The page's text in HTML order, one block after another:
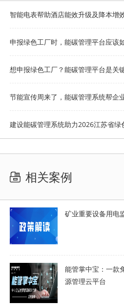
智能电表帮助酒店能效升级及降本增
想申报绿色工厂？能碳管理平台是关
相关案例
矿业重要设备用电
能管掌中宝：一款
源管理云平台